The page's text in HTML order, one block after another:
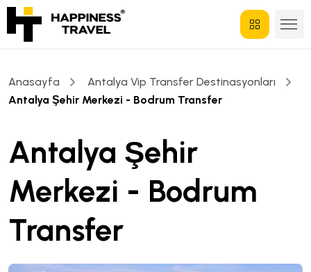
Anasayfa
Antalya Vip Transfer Destinasyonları
Antalya Şehir Merkezi - Bodrum Transfer
Antalya Şehir
Merkezi - Bodrum
Transfer